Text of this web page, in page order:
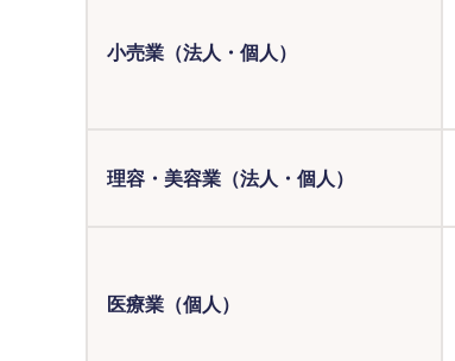
小売業（法人・個人）
理容・美容業（法人・個人）
医療業（個人）